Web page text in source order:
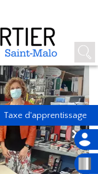
ÉLÈVE